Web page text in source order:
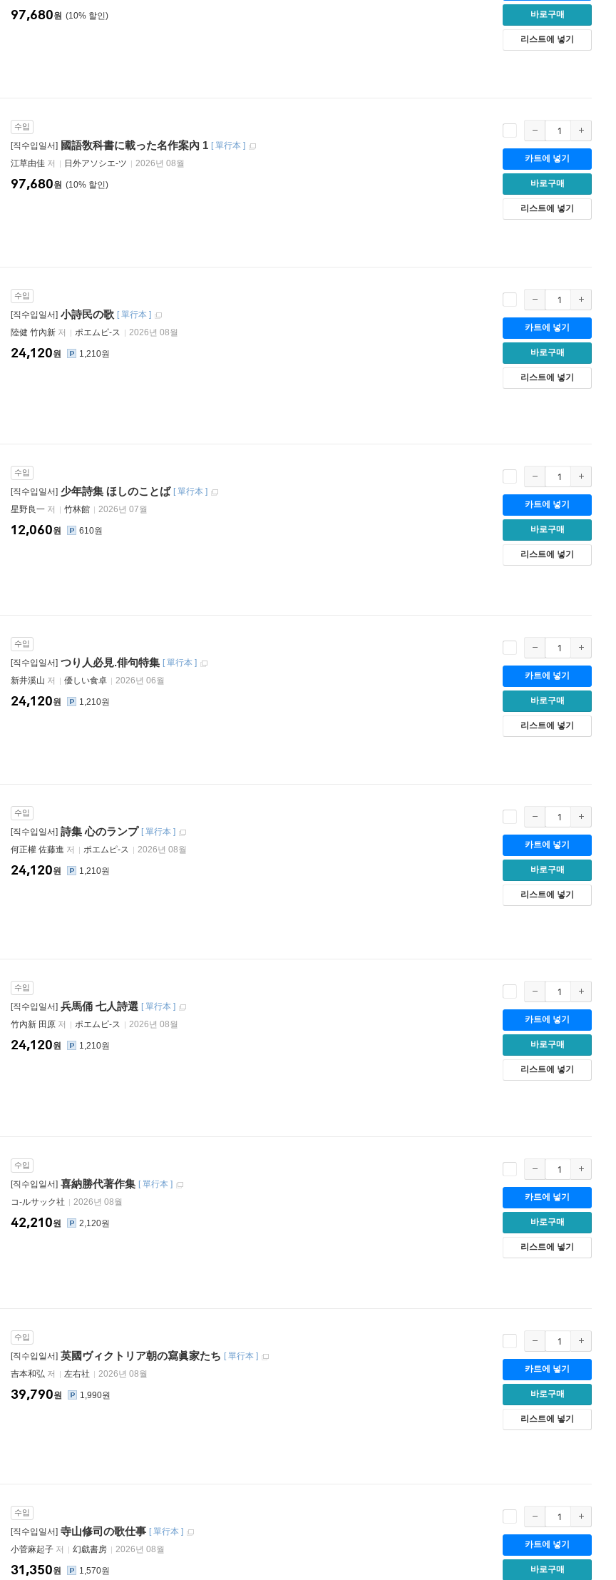
10%
97,680원 바로구매
리스트에 넣기
수입
[직수입일서] 國語敎科書に載った名作案內 1 [單行本 ]
江草由佳 저 日外アソシエ-ツ 2026년 08월
10%
97,680원
카트에 넣기
바로구매
리스트에 넣기
수입
[직수입일서] 小詩民の歌 [單行本 ]
陸健 竹內新 저 ポエムピ-ス 2026년 08월
24,120원 1,210원
카트에 넣기
바로구매
리스트에 넣기
수입
[직수입일서] 少年詩集 ほしのことば [單行本 ]
星野良一 저 竹林館 2026년 07월
12,060원 610원
카트에 넣기
바로구매
리스트에 넣기
수입
[직수입일서] つり人必見.俳句特集 [單行本 ]
新井溪山 저 優しい食卓 2026년 06월
24,120원 1,210원
카트에 넣기
바로구매
리스트에 넣기
수입
[직수입일서] 詩集 心のランプ [單行本 ]
何正權 佐藤進 저 ポエムピ-ス 2026년 08월
24,120원 1,210원
카트에 넣기
바로구매
리스트에 넣기
수입
[직수입일서] 兵馬俑 七人詩選 [單行本 ]
竹內新 田原 저 ポエムピ-ス 2026년 08월
24,120원 1,210원
카트에 넣기
바로구매
리스트에 넣기
수입
[직수입일서] 喜納勝代著作集 [單行本 ]
コ-ルサック社
2026년 08월
42,210원 2,120원
카트에 넣기
바로구매
리스트에 넣기
수입
[직수입일서] 英國ヴィクトリア朝の寫眞家たち [單行本 ]
吉本和弘 저 左右社 2026년 08월
39,790원 1,990원
카트에 넣기
바로구매
리스트에 넣기
수입
[직수입일서] 寺山修司の歌仕事 [單行本 ]
小菅麻起子 저 幻戱書房 2026년 08월
31,350원 1,570원
카트에 넣기
바로구매